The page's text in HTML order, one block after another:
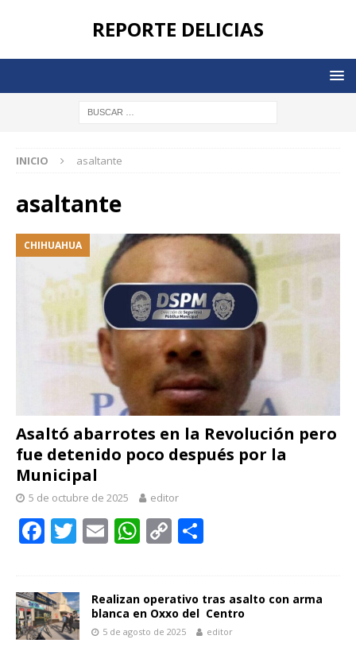
REPORTE DELICIAS
INICIO asaltante
asaltante
CHIHUAHUA
Asaltó abarrotes en la Revolución pero
fue detenido poco después por la
Municipal
5 de octubre de 2025 editor
F
b
o
T
er
E
l
W
s
A
C
y
Li
p
ar
Realizan operativo tras asalto con arma
blanca en Oxxo del Centro
5 de agosto de 2025 editor